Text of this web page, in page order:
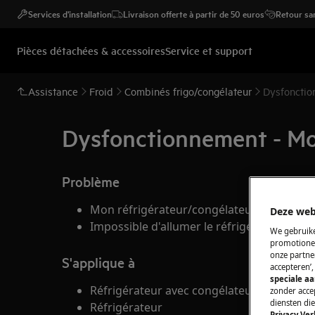
Services d'installation Livraison offerte à partir de 50 euros Retour
Pièces détachées & accessoiresService et support
Assistance Froid Combinés frigo/congélateur
Dysfonctionnement -
Problème
Mon réfrigérateur/congélateur ne
Impossible d'allumer le réfrigérateur-
S'applique à
Réfrigérateur avec congélateur
Réfrigérateur
Deze
We
onze
speciale
zonder
diensten